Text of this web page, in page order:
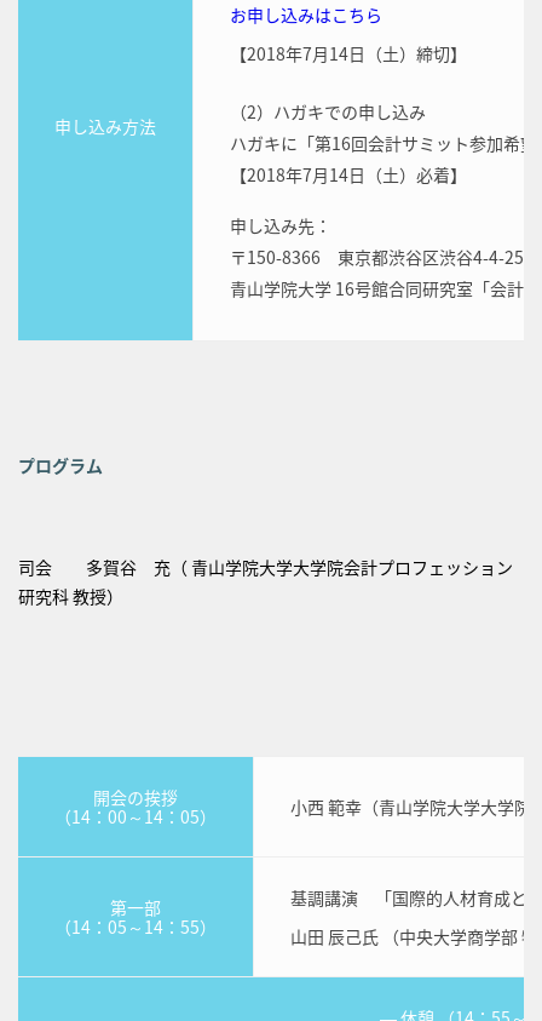
申し込み方法
お申し込みはこちら
【2018年7月14日（土）締切】
（2）ハガキでの申し込み
ハガキに「第16回会計サミット参加希
【2018年7月14日（土）必着】
申し込み先：
〒150-8366 東京都渋谷区渋谷4-4-25
青山学院大学 16号館合同研究室「会計
プログラム
司会 多賀谷 充（ 青山学院大学大学院会計プロフェッション
研究科 教授）
開会の挨拶
（14：00～14：05）
小西 範幸（青山学院大学大学院
第一部
（14：05～14：55）
基調講演 「国際的人材育成と
山田 辰己氏 （中央大学商学部